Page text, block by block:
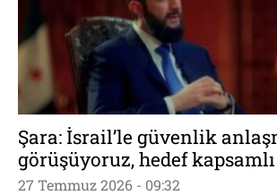
Şara: İsrail’le güvenlik
görüşüyoruz, hedef kapsamlı
27 Temmuz 2026 - 09:32